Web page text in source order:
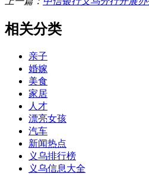
相关分类
亲子
婚嫁
美食
家居
人才
漂亮女孩
汽车
新闻热点
义乌排行榜
义乌信息大全